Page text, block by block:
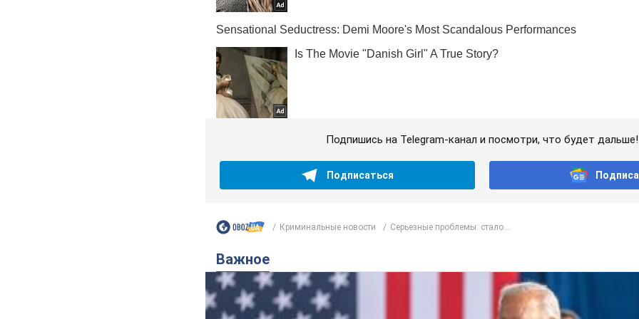
Подпишись на Telegram-канал и посмотри, что будет дальше!
Подписаться
Криминальные новости Серьезные проблемы: стало...
Важное